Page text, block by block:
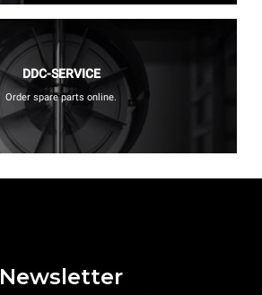
DDC-SERVICE
Order spare parts online.
Newsletter